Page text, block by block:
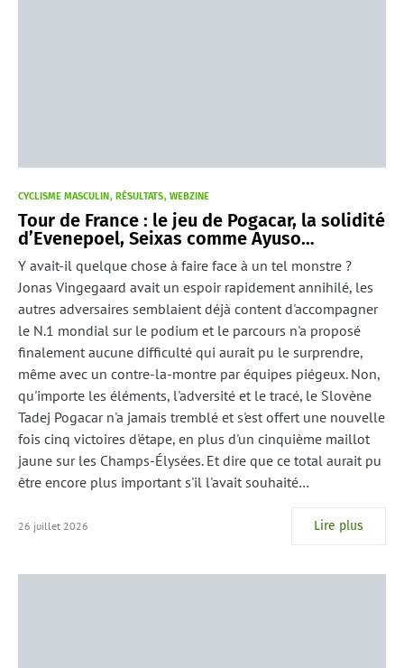
CYCLISME MASCULIN RÉSULTATS WEBZINE
Tour de France : le jeu de Pogacar, la solidité
d’Evenepoel, Seixas comme Ayuso…
Y avait-il quelque chose à faire face à un tel monstre ?
Jonas Vingegaard avait un espoir rapidement annihilé, les
autres adversaires semblaient déjà content d'accompagner
le N.1 mondial sur le podium et le parcours n'a proposé
finalement aucune difficulté qui aurait pu le surprendre,
même avec un contre-la-montre par équipes piégeux. Non,
qu'importe les éléments, l'adversité et le tracé, le Slovène
Tadej Pogacar n'a jamais tremblé et s'est offert une nouvelle
fois cinq victoires d'étape, en plus d'un cinquième maillot
jaune sur les Champs-Élysées. Et dire que ce total aurait pu
être encore plus important s'il l'avait souhaité…
26 juillet 2026 Lire plus